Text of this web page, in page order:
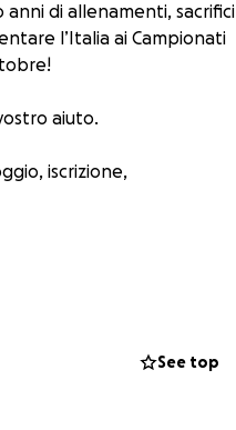
anni di allenamenti, sacrifici
l’Italia ai Campionati
aiuto.
iscrizione,
scritta) che verràSee top